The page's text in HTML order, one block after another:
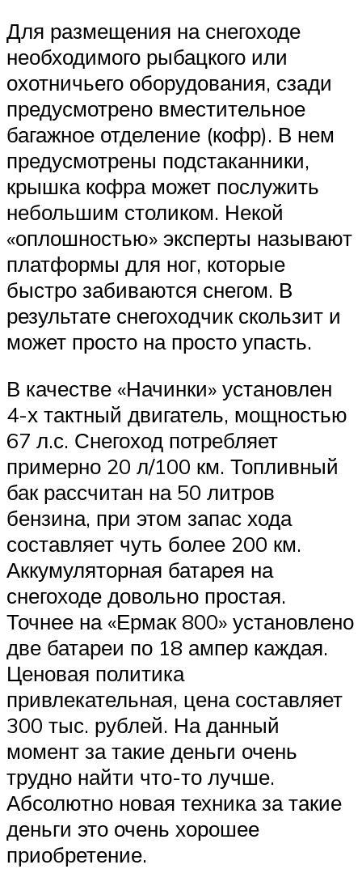
Для размещения на снегоходе
необходимого рыбацкого или
охотничьего оборудования, сзади
предусмотрено вместительное
багажное отделение (кофр). В нем
предусмотрены подстаканники,
крышка кофра может послужить
небольшим столиком. Некой
«оплошностью» эксперты называют
платформы для ног, которые
быстро забиваются снегом. В
результате снегоходчик скользит и
может просто на просто упасть.
В качестве «Начинки» установлен
4-х тактный двигатель, мощностью
67 л.с. Снегоход потребляет
примерно 20 л/100 км. Топливный
бак рассчитан на 50 литров
бензина, при этом запас хода
составляет чуть более 200 км.
Аккумуляторная батарея на
снегоходе довольно простая.
Точнее на «Ермак 800» установлено
две батареи по 18 ампер каждая.
Ценовая политика
привлекательная, цена составляет
300 тыс. рублей. На данный
момент за такие деньги очень
трудно найти что-то лучше.
Абсолютно новая техника за такие
деньги это очень хорошее
приобретение.